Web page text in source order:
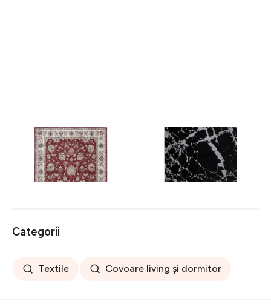
Covor rezistent Eko, ALT
05 - Red, Ivory, 100%
poliester, 80 x 150 cm
256 lei
Covor rezistent SM 21 -
Black, Silver XW, 80x300
441 lei
Categorii
Textile Covoare living și dormitor